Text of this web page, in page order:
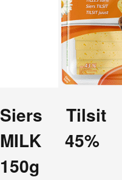
Siers Tilsit
MILK 45%
150g